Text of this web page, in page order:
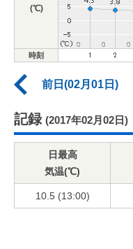
(℃)
時刻
前日(02月01日)
記録 (2017年02月02日)
日最高
気温(℃)
10.5 (13:00)